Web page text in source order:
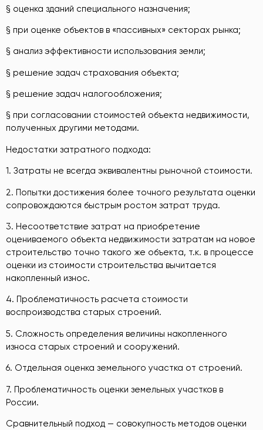
§ оценка зданий специального назначения;
§ при оценке объектов в «пассивных» секторах рынка;
§ анализ эффективности использования земли;
§ решение задач страхования объекта;
§ решение задач налогообложения;
§ при согласовании стоимостей объекта недвижимости,
полученных другими методами.
Недостатки затратного подхода:
1. Затраты не всегда эквивалентны рыночной стоимости.
2. Попытки достижения более точного результата оценки
сопровождаются быстрым ростом затрат труда.
3. Несоответствие затрат на приобретение
оцениваемого объекта недвижимости затратам на новое
строительство точно такого же объекта, т.к. в процессе
оценки из стоимости строительства вычитается
накопленный износ.
4. Проблематичность расчета стоимости
воспроизводства старых строений.
5. Сложность определения величины накопленного
износа старых строений и сооружений.
6. Отдельная оценка земельного участка от строений.
7. Проблематичность оценки земельных участков в
России.
Сравнительный подход — совокупность методов оценки